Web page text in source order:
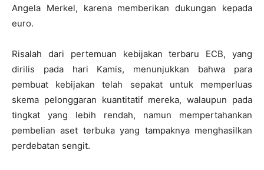
Angela Merkel, karena memberikan dukungan kepada
euro.
Risalah dari pertemuan kebijakan terbaru ECB, yang
dirilis pada hari Kamis, menunjukkan bahwa para
pembuat kebijakan telah sepakat untuk memperluas
skema pelonggaran kuantitatif mereka, walaupun pada
tingkat yang lebih rendah, namun mempertahankan
pembelian aset terbuka yang tampaknya menghasilkan
perdebatan sengit.